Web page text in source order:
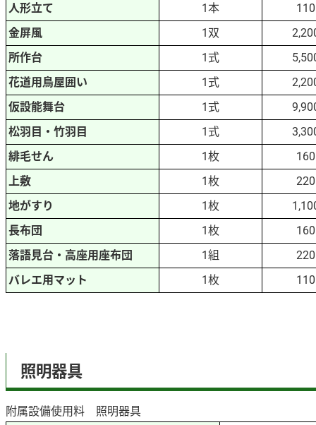
人形立て
1本
金屏風
1双
所作台
1式
花道用鳥屋囲い
1式
仮設能舞台
1式
松羽目・竹羽目
1式
緋毛せん
1枚
上敷
1枚
地がすり
1枚
長布団
1枚
落語見台・高座用座布団
1組
バレエ用マット
1枚
照明器具
附属設備使用料 照明器具